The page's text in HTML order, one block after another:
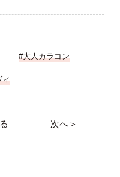
#大人カラコン
ィ
次へ＞